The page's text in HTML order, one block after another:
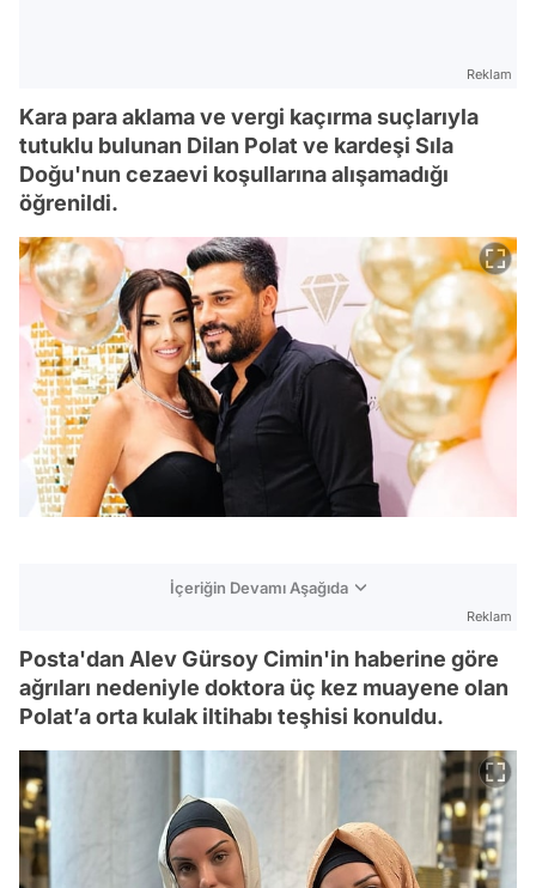
Reklam
Kara para aklama ve vergi kaçırma suçlarıyla
tutuklu bulunan Dilan Polat ve kardeşi Sıla
Doğu'nun cezaevi koşullarına alışamadığı
öğrenildi.
İçeriğin Devamı Aşağıda
Reklam
Posta'dan Alev Gürsoy Cimin'in haberine göre
ağrıları nedeniyle doktora üç kez muayene olan
Polat’a orta kulak iltihabı teşhisi konuldu.